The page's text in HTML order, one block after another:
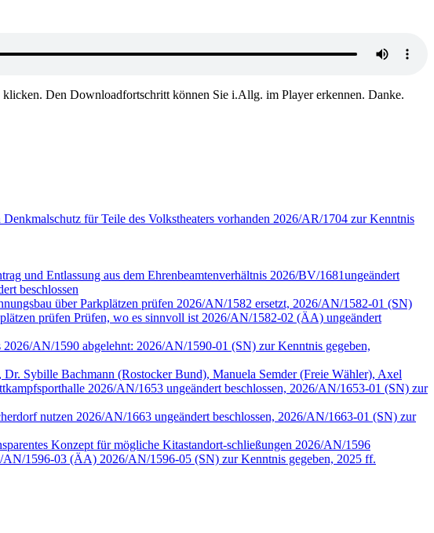
Den Downloadfortschritt können Sie i.Allg. im Player erkennen. Danke.
für Teile des Volkstheaters vorhanden 2026/AR/1704 zur Kenntnis
und Entlassung aus dem Ehrenbeamtenverhältnis 2026/BV/1681ungeändert
beschlossen
über Parkplätzen prüfen 2026/AN/1582 ersetzt, 2026/AN/1582-01 (SN)
prüfen Prüfen, wo es sinnvoll ist 2026/AN/1582-02 (ÄA) ungeändert
AN/1590 abgelehnt: 2026/AN/1590-01 (SN) zur Kenntnis gegeben,
Sybille Bachmann (Rostocker Bund), Manuela Semder (Freie Wähler), Axel
2026/AN/1653 ungeändert beschlossen, 2026/AN/1653-01 (SN) zur
nutzen 2026/AN/1663 ungeändert beschlossen, 2026/AN/1663-01 (SN) zur
Konzept für mögliche Kitastandort-schließungen 2026/AN/1596
1596-03 (ÄA) 2026/AN/1596-05 (SN) zur Kenntnis gegeben, 2025 ff.